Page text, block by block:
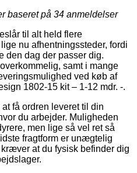
baseret på 34 anmeldelser
til alt held flere
nu afhentningssteder, fordi
den dag der passer dig.
samt i mange
ved køb af
1802-15 kit – 1-12 mdr. -.
få ordren leveret til din
du arbejder. Muligheden
men lige så vel ret så
fragtform er unægtelig
at du fysisk befinder dig